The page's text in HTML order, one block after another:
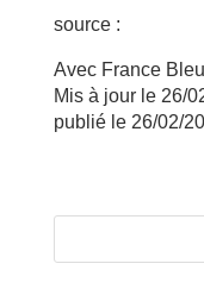
source :
Avec France
Mis à jour le 26/
publié le 26/02/